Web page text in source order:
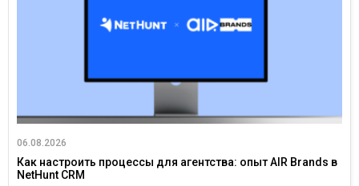
06.08.2026
Как настроить процессы для агентства: опыт AIR Brands в
NetHunt CRM